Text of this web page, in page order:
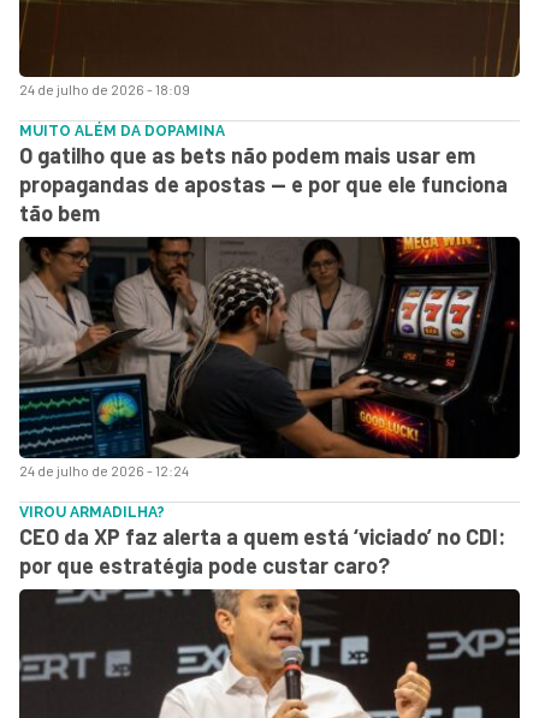
24 de julho de 2026 - 18:09
24 de julho de 2026 - 12:24
MUITO ALÉM DA DOPAMINA
O gatilho que as bets não podem mais usar em
propagandas de apostas — e por que ele funciona
tão bem
VIROU ARMADILHA?
CEO da XP faz alerta a quem está ‘viciado’ no CDI:
por que estratégia pode custar caro?